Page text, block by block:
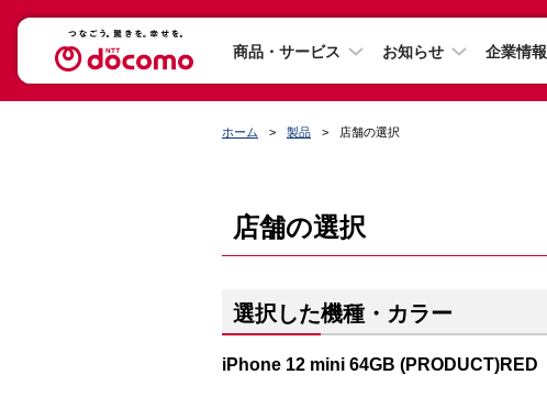
商品・サービス お知らせ 企業情報
ホーム 製品 店舗の選択
店舗の選択
選択した機種・カラー
iPhone 12 mini 64GB (PRODUCT)RED